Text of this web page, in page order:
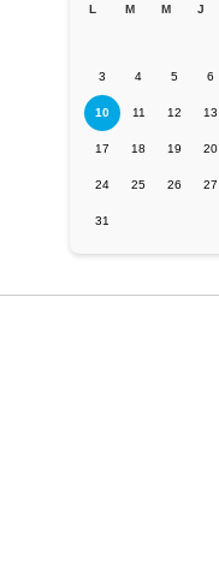
L M M J
3 4 5 6
10 11 12 13
17 18 19 20
24 25 26 27
31